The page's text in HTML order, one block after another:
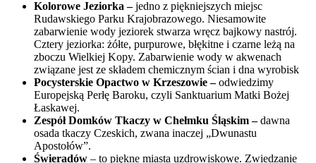
Kolorowe Jeziorka –jedno z piękniejszych miejsc
Rudawskiego Parku Krajobrazowego. Niesamowite
zabarwienie wody jeziorek stwarza wręcz bajkowy nastrój.
Cztery jeziorka: żółte, purpurowe, błękitne i czarne leżą na
zboczu Wielkiej Kopy. Zabarwienie wody w akwenach
związane jest ze składem chemicznym ścian i dna wyrobisk
Pocysterskie Opactwo w Krzeszowie –odwiedzimy
Europejską Perłę Baroku, czyli Sanktuarium Matki Bożej
Łaskawej.
Zespół Domków Tkaczy w Chełmku Śląskim –dawna
osada tkaczy Czeskich, zwana inaczej „Dwunastu
Apostołów”.
Świeradów – to piękne miasta uzdrowiskowe. Zwiedzanie